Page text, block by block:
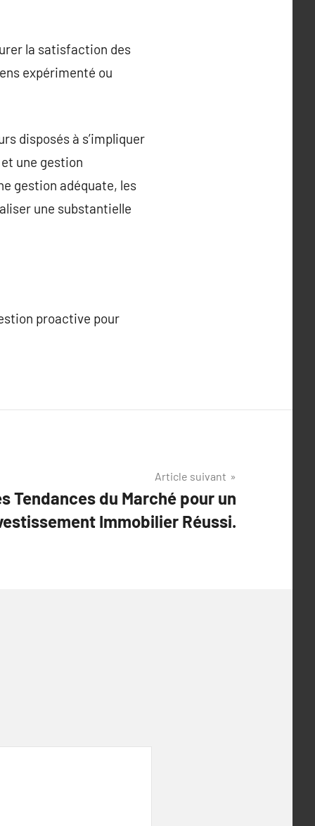
la satisfaction des
expérimenté ou
disposés à s’impliquer
une gestion
gestion adéquate, les
une substantielle
proactive pour
Article suivant
Tendances du Marché pour un
Immobilier Réussi.